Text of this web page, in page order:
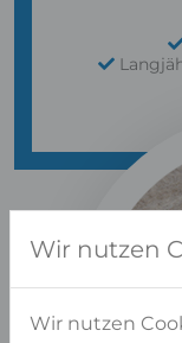
Wir nutzen
Wir nutzen